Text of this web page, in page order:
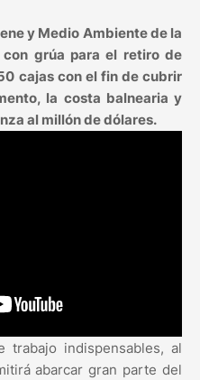
y Medio Ambiente de la
con grúa para el retiro de
cajas con el fin de cubrir
la costa balnearia y
al millón de dólares.
trabajo indispensables, al
abarcar gran parte del